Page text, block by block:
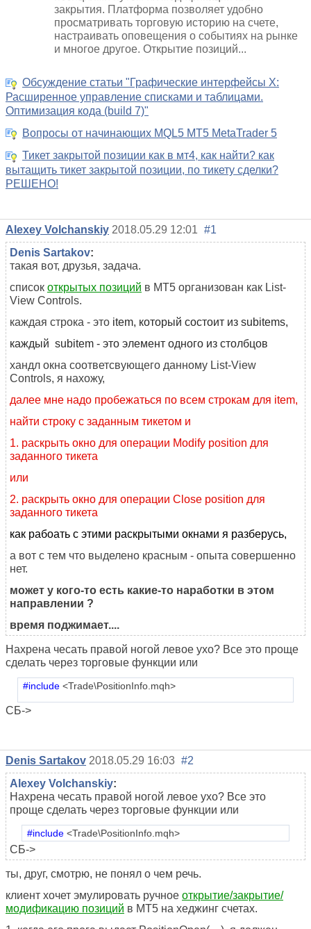
закрытия. Платформа позволяет удобно
просматривать торговую историю на счете,
настраивать оповещения о событиях на рынке
и многое другое. Открытие позиций...
Обсуждение статьи "Графические интерфейсы X:
Расширенное управление списками и таблицами.
Оптимизация кода (build 7)"
Вопросы от начинающих MQL5 MT5 MetaTrader 5
Тикет закрытой позиции как в мт4, как найти? как
вытащить тикет закрытой позиции, по тикету сделки?
РЕШЕНО!
Alexey Volchanskiy 2018.05.29 12:01 #1
Denis Sartakov:
такая вот, друзья, задача.
список открытых позиций в МТ5 организован как List-
View Controls.
каждая строка - это item, который состоит из subitems,
каждый subitem - это элемент одного из столбцов
хандл окна соответсвующего данному List-View
Controls, я нахожу,
далее мне надо пробежаться по всем строкам для item,
найти строку с заданным тикетом и
1. раскрыть окно для операции Modify position для
заданного тикета
или
2. раскрыть окно для операции Close position для
заданного тикета
как рабоать с этими раскрытыми окнами я разберусь,
а вот с тем что выделено красным - опыта совершенно
нет.
может у кого-то есть какие-то наработки в этом
направлении ?
время поджимает....
Нахрена чесать правой ногой левое ухо? Все это проще
сделать через торговые функции или
#include <Trade\PositionInfo.mqh>
СБ->
Denis Sartakov 2018.05.29 16:03 #2
Alexey Volchanskiy:
Нахрена чесать правой ногой левое ухо? Все это
проще сделать через торговые функции или
#include <Trade\PositionInfo.mqh>
СБ->
ты, друг, смотрю, не понял о чем речь.
клиент хочет эмулировать ручное открытие/закрытие/
модификацию позиций в МТ5 на хеджинг счетах.